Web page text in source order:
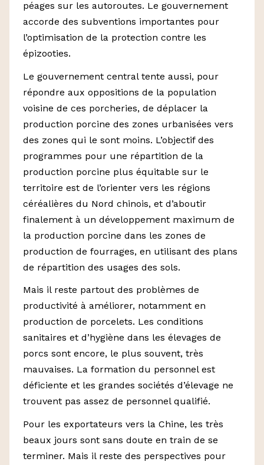
péages sur les autoroutes. Le gouvernement
accorde des subventions importantes pour
l’optimisation de la protection contre les
épizooties.
Le gouvernement central tente aussi, pour
répondre aux oppositions de la population
voisine de ces porcheries, de déplacer la
production porcine des zones urbanisées vers
des zones qui le sont moins. L’objectif des
programmes pour une répartition de la
production porcine plus équitable sur le
territoire est de l’orienter vers les régions
céréalières du Nord chinois, et d’aboutir
finalement à un développement maximum de
la production porcine dans les zones de
production de fourrages, en utilisant des plans
de répartition des usages des sols.
Mais il reste partout des problèmes de
productivité à améliorer, notamment en
production de porcelets. Les conditions
sanitaires et d’hygiène dans les élevages de
porcs sont encore, le plus souvent, très
mauvaises. La formation du personnel est
déficiente et les grandes sociétés d’élevage ne
trouvent pas assez de personnel qualifié.
Pour les exportateurs vers la Chine, les très
beaux jours sont sans doute en train de se
terminer. Mais il reste des perspectives pour